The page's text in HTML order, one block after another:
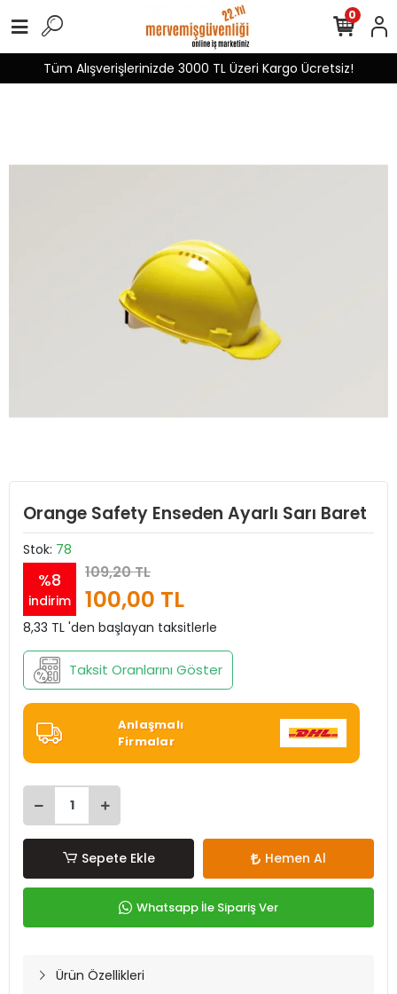
Tüm Alışverişlerinizde 3000 TL Üzeri Kargo Ücretsiz!
0
Orange Safety Enseden Ayarlı Sarı Baret
Stok: 78
%8
indirim
109,20 TL
100,00 TL
8,33 TL 'den başlayan taksitlerle
Taksit Oranlarını Göster
Anlaşmalı
Firmalar
Sepete Ekle Hemen Al
Whatsapp İle Sipariş Ver
Ürün Özellikleri